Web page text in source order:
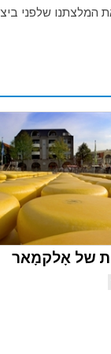
המלצתנו שלפני
של אָלקמָאר